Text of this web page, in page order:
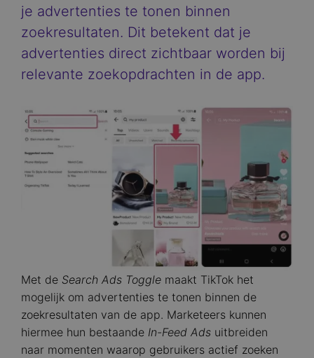
je advertenties te tonen binnen
zoekresultaten. Dit betekent dat je
advertenties direct zichtbaar worden bij
relevante zoekopdrachten in de app.
Image
Met de Search Ads Toggle maakt TikTok het
mogelijk om advertenties te tonen binnen de
zoekresultaten van de app. Marketeers kunnen
hiermee hun bestaande In-Feed Ads uitbreiden
naar momenten waarop gebruikers actief zoeken